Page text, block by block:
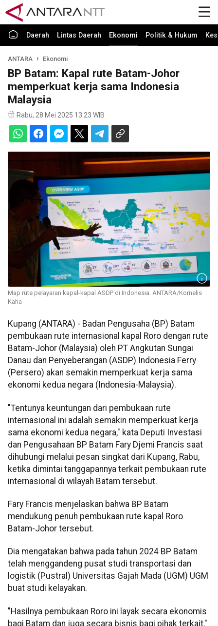
Daerah Lintas Daerah Ekonomi Politik & Hukum
ANTARA Ekonomi
BP Batam: Kapal rute Batam-Johor
memperkuat kerja sama Indonesia
Malaysia
Rabu, 28 Mei 2025 13:23 WIB
Map rute pelayaran kapal-kapal ASDP di Indonesia. ANTARA/Kornelis
Kaha
Kupang (ANTARA) - Badan Pengusaha (BP) Batam
pembukaan rute internasional kapal Roro dengan rute
Batam-Johor (Malaysia) oleh PT Angkutan Sungai
Danau dan Penyeberangan (ASDP) Indonesia Ferry
(Persero) akan semakin memperkuat kerja sama
ekonomi kedua negara (Indonesia-Malaysia).
"Tentunya keuntungan dari pembukaan rute
internasional ini adalah semakin memperkuat kerja
sama ekonomi kedua negara," kata Deputi Investasi
dan Pengusahaan BP Batam Fary Djemi Francis saat
dihubungi melalui pesan singkat dari Kupang, Rabu,
ketika dimintai tanggapannya terkait pembukaan rute
internasional di wilayah Batam tersebut.
Fary Francis menjelaskan bahwa BP Batam
mendukung penuh pembukaan rute kapal Roro
Batam-Johor tersebut.
Dia mengatakan bahwa pada tahun 2024 BP Batam
telah menggandeng pusat studi transportasi dan
logistik (Pustral) Universitas Gajah Mada (UGM) UGM
buat studi kelayakan.
"Hasilnya pembukaan Roro ini layak secara ekonomis
bagi Batam dan juga secara bisnis bagi pihak terkait,"